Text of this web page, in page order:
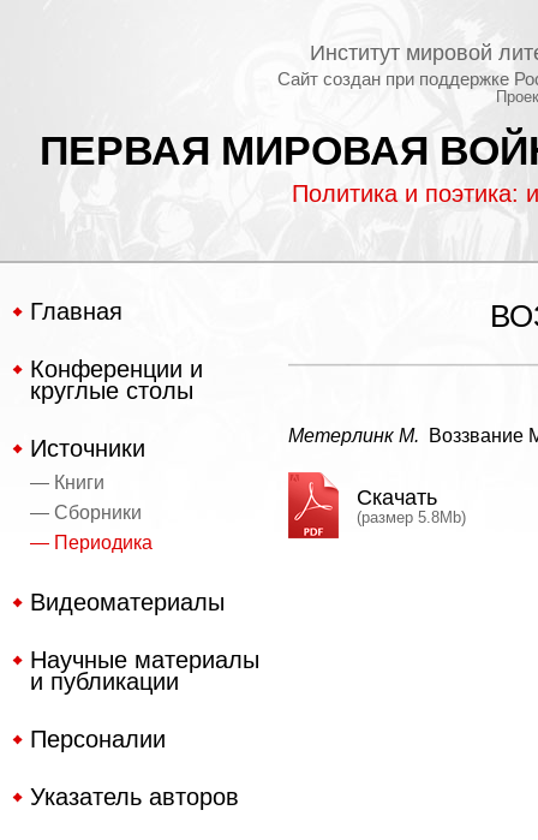
Институт мировой
Сайт создан при поддержке
ПЕРВАЯ МИРОВАЯ
Политика и поэтика:
Главная
Конференции и
круглые столы
Источники
— Книги
— Сборники
— Периодика
Видеоматериалы
Научные материалы
и публикации
Персоналии
Указатель авторов
Метерлинк М. Воззвание
Скачать
(размер 5.8Mb)